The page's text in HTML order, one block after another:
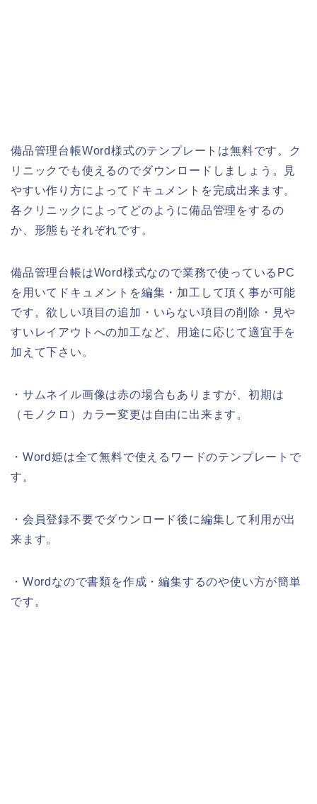
備品管理台帳Word様式のテンプレートは無料です。ク
リニックでも使えるのでダウンロードしましょう。見
やすい作り方によってドキュメントを完成出来ます。
各クリニックによってどのように備品管理をするの
か、形態もそれぞれです。
備品管理台帳はWord様式なので業務で使っているPC
を用いてドキュメントを編集・加工して頂く事が可能
です。欲しい項目の追加・いらない項目の削除・見や
すいレイアウトへの加工など、用途に応じて適宜手を
加えて下さい。
・サムネイル画像は赤の場合もありますが、初期は
（モノクロ）カラー変更は自由に出来ます。
・Word姫は全て無料で使えるワードのテンプレートで
す。
・会員登録不要でダウンロード後に編集して利用が出
来ます。
・Wordなので書類を作成・編集するのや使い方が簡単
です。